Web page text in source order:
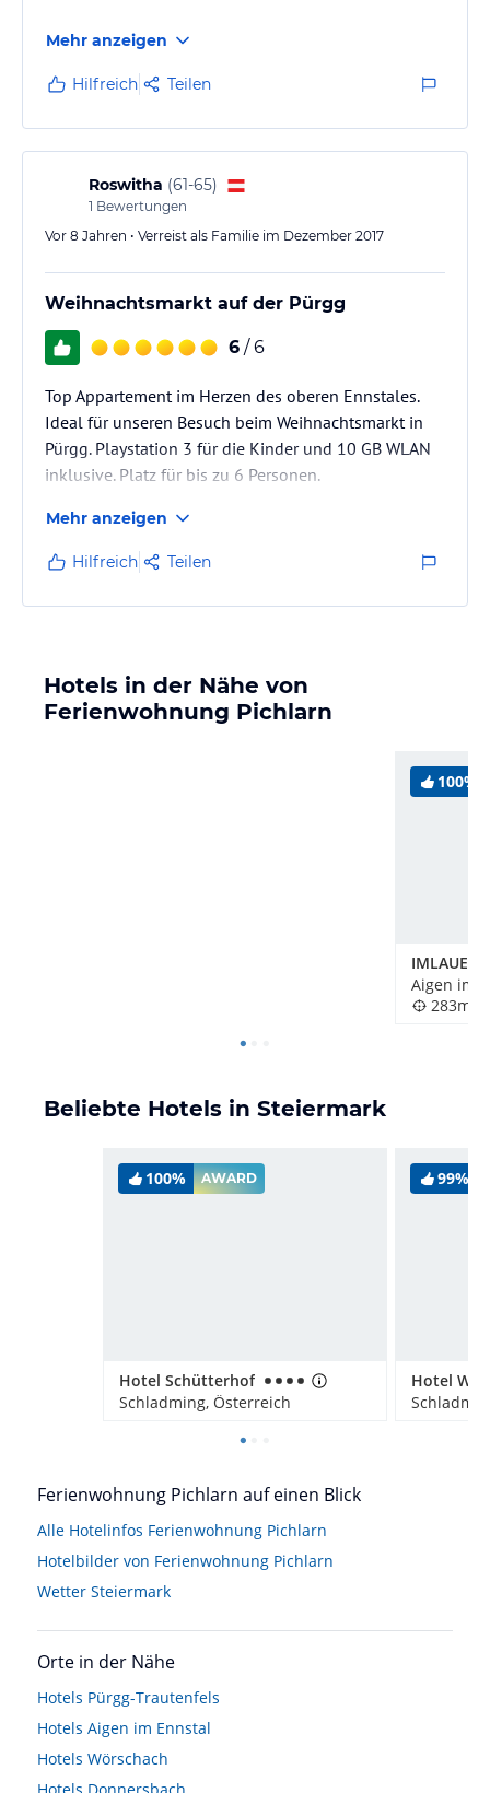
Mehr anzeigen
Hilfreich Teilen
Roswitha (61-65)
1 Bewertungen
Vor 8 Jahren • Verreist als Familie im Dezember 2017
Weihnachtsmarkt auf der Pürgg
6 / 6
Top Appartement im Herzen des oberen Ennstales.
Ideal für unseren Besuch beim Weihnachtsmarkt in
Pürgg. Playstation 3 für die Kinder und 10 GB WLAN
inklusive. Platz für bis zu 6 Personen.
Mehr anzeigen
Hilfreich Teilen
Hotels in der Nähe von
Ferienwohnung Pichlarn
100%
Aigen im
283m
Beliebte Hotels in Steiermark
100% AWARD
Hotel Schütterhof
Schladming, Österreich
99%
Hotel
Ferienwohnung Pichlarn auf einen Blick
Alle Hotelinfos Ferienwohnung Pichlarn
Hotelbilder von Ferienwohnung Pichlarn
Wetter Steiermark
Orte in der Nähe
Hotels Pürgg-Trautenfels
Hotels Aigen im Ennstal
Hotels Wörschach